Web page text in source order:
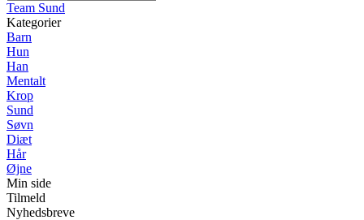
Team Sund
Kategorier
Barn
Hun
Han
Mentalt
Krop
Sund
Søvn
Diæt
Hår
Øjne
Min side
Tilmeld
Nyhedsbreve